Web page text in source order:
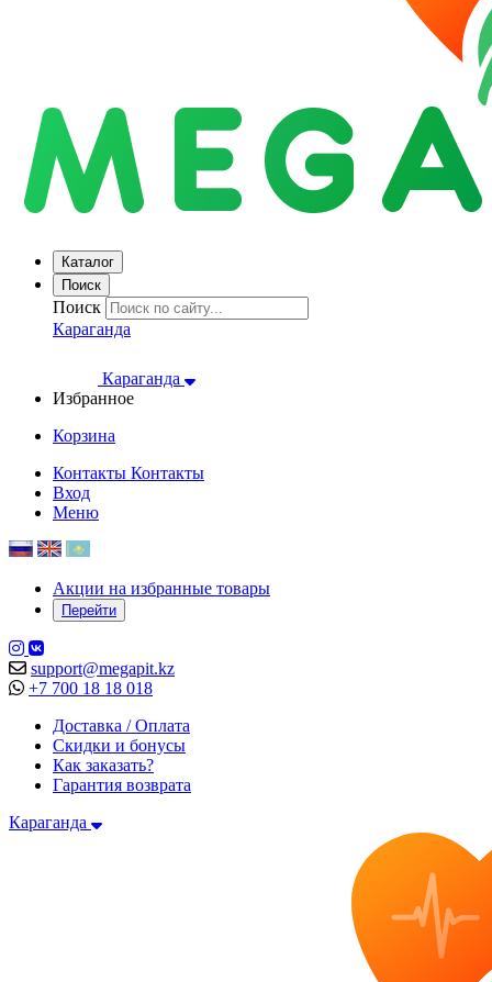
Каталог
Поиск
Поиск
Караганда
Караганда
Избранное
Корзина
Контакты Контакты
Вход
Меню
Акции на избранные товары
Перейти
support@megapit.kz
+7 700 18 18 018
Доставка / Оплата
Скидки и бонусы
Как заказать?
Гарантия возврата
Караганда